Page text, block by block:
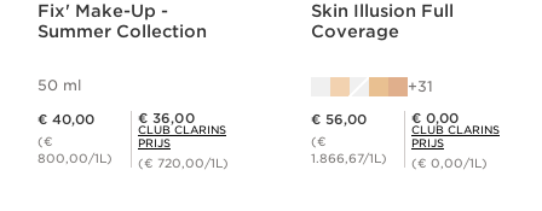
Fix' Make-Up -
Summer Collection
50 ml
€ 40,00
(€
800,00/1L)
Club Clarins Prijs € 36,00
€ 36,00
CLUB CLARINS
PRIJS
(€ 720,00/1L)
Skin Illusion Full
Coverage
31
€ 56,00
(€
1.866,67/1L)
Club Clarins Prijs € 0,00
€ 0,00
CLUB CLARINS
PRIJS
(€ 0,00/1L)